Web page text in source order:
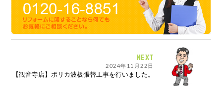
NEXT
2024年11月22日
【観音寺店】ポリカ波板張替工事を行いました。